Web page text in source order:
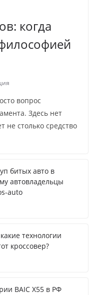
когда
вопрос
Здесь нет
не столько средство
битых авто в
автовладельцы
auto
технологии
кроссовер?
BAIC X55 в РФ